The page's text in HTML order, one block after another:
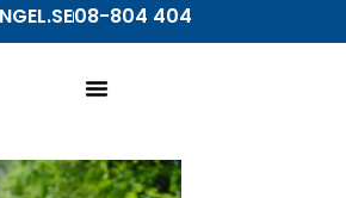
08-804 404